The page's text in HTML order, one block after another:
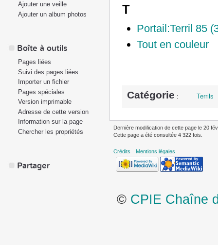
T
Portail:Terril 85
Tout en couleur
Catégorie : Terrils
Ajouter une veille
Ajouter un album photos
Boîte à outils
Pages liées
Suivi des pages liées
Importer un fichier
Pages spéciales
Version imprimable
Adresse de cette version
Information sur la page
Chercher les propriétés
Partager
Dernière modification de cette page le 20
Cette page a été consultée 4 322 fois.
Crédits Mentions légales
© CPIE Chaîne